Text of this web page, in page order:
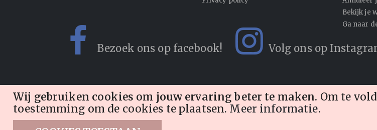
Wij gebruiken cookies om jouw ervaring beter te maken. Om te
toestemming om de cookies te plaatsen. Meer informatie.
Bekijk je
Ga naar
Bezoek ons op facebook! Volg ons op
© 2026 Anita's Lingerie